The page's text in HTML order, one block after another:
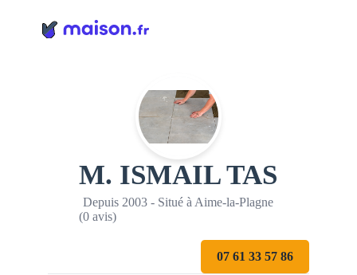
M. ISMAIL TAS
Depuis 2003 - Situé à Aime-la-Plagne
(0 avis)
07 61 33 57 86